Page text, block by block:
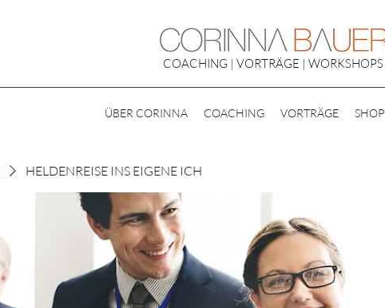
COACHING | VORTRÄGE | WORKSHOPS
HELDENREISE INS EIGENE ICH
ÜBER CORINNA COACHING VORTRÄGE SHOP